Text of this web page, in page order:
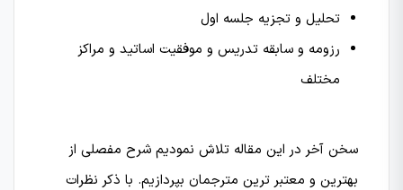
تحلیل و تجزیه جلسه اول
رزومه و سابقه تدریس و موفقیت اساتید و مراکز
مختلف
سخن آخر در این مقاله تلاش نمودیم شرح مفصلی از
بهترین و معتبر ترین مترجمان بپردازیم. با ذکر نظرات